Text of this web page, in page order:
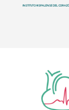
INSTITUTO HISPALENSE DEL